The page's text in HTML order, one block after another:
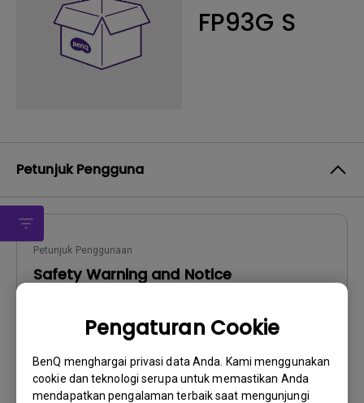
Pengaturan Cookie
BenQ menghargai privasi data Anda. Kami menggunakan
cookie dan teknologi serupa untuk memastikan Anda
mendapatkan pengalaman terbaik saat mengunjungi
FP93G S
Petunjuk Pengguna
Petunjuk Penggunaan
Safety Warning and Notice
English
Versi: